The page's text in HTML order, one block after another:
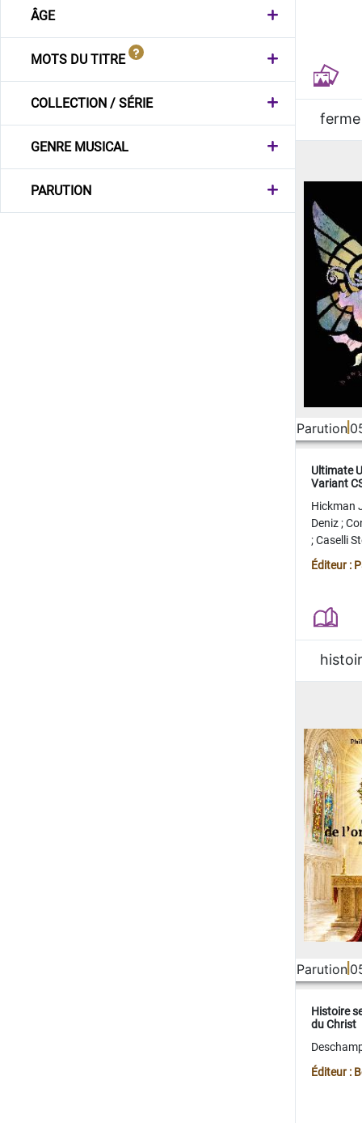
ÂGE
MOTS DU TITRE
COLLECTION / SÉRIE
GENRE MUSICAL
PARUTION
ferme
Parution
Ultimate
Variant
Hickman
Deniz;
;Caselli
Juan
Éditeur :
Parution
Histoire
du Christ
Éditeur :